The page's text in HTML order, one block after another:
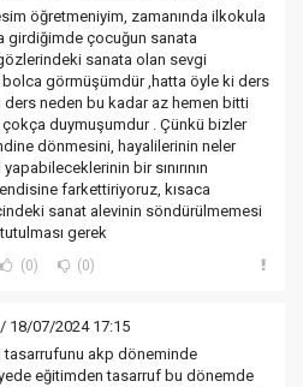
öğretmeniyim, zamanında ilkokula
girdiğimde çocuğun sanata
gözlerindeki sanata olan sevgi
bolca görmüşümdür ,hatta öyle ki ders
ders neden bu kadar az hemen bitti
duymuşumdur . Çünkü bizler
dönmesini, hayalilerinin neler
bir sınırının
farkettiriyoruz, kısaca
sanat alevinin söndürülmemesi
gerek
(0) (0)
/ 18/07/2024 17:15
tasarrufunu akp döneminde
eğitimden tasarruf bu dönemde